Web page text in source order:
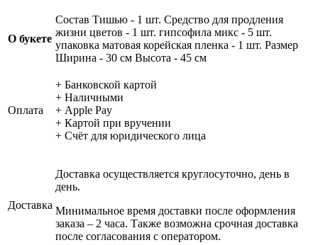
О букете
Состав Тишью - 1 шт. Средство для продления
жизни цветов - 1 шт. гипсофила микс - 5 шт.
упаковка матовая корейская пленка - 1 шт. Размер
Ширина - 30 см Высота - 45 см
Оплата
+ Банковской картой
+ Наличными
+ Apple Pay
+ Картой при вручении
+ Счёт для юридического лица
Доставка
Доставка осуществляется круглосуточно, день в
день.
Минимальное время доставки после оформления
заказа – 2 часа. Также возможна срочная доставка
после согласования с оператором.